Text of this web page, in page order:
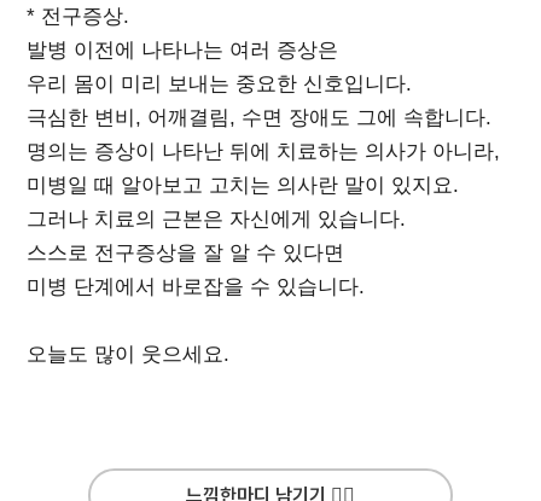
* 전구증상.
발병 이전에 나타나는 여러 증상은
우리 몸이 미리 보내는 중요한 신호입니다.
극심한 변비, 어깨결림, 수면 장애도 그에 속합니다.
명의는 증상이 나타난 뒤에 치료하는 의사가 아니라,
미병일 때 알아보고 고치는 의사란 말이 있지요.
그러나 치료의 근본은 자신에게 있습니다.
스스로 전구증상을 잘 알 수 있다면
미병 단계에서 바로잡을 수 있습니다.
오늘도 많이 웃으세요.
느낌한마디 남기기 ✍🏻